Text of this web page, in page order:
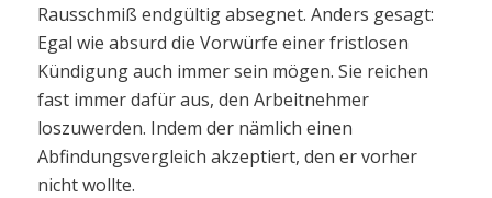
Rausschmiß endgültig absegnet. Anders gesagt:
Egal wie absurd die Vorwürfe einer fristlosen
Kündigung auch immer sein mögen. Sie reichen
fast immer dafür aus, den Arbeitnehmer
loszuwerden. Indem der nämlich einen
Abfindungsvergleich akzeptiert, den er vorher
nicht wollte.